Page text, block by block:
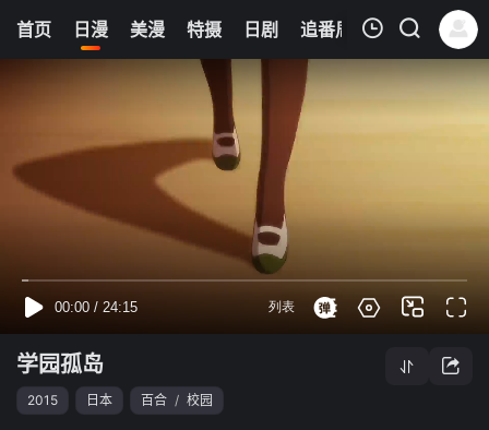
首页 日漫 美漫 特摄 日剧 追番周表 今日更新
6
我的观影记录
清空
学园孤岛
2015 日本 百合 / 校园